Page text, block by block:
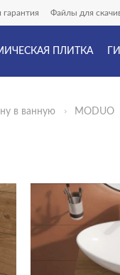
гарантия Файлы для
ПЛИТКА
в ванную MODUO